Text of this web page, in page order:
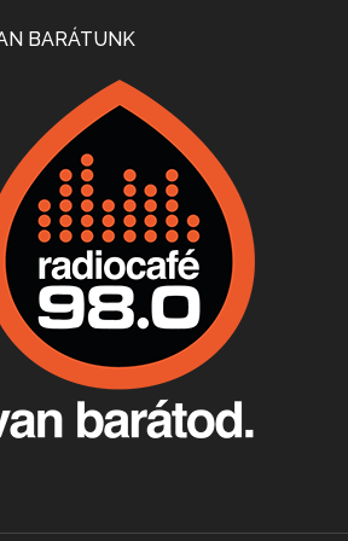
Apr 24, 2026 • 00:38:10
Villány, kékfrankos, Jackfall
Apr 17, 2026 • 00:35:38
Apr 9, 2026 • 00:37:17
BARÁTUNK